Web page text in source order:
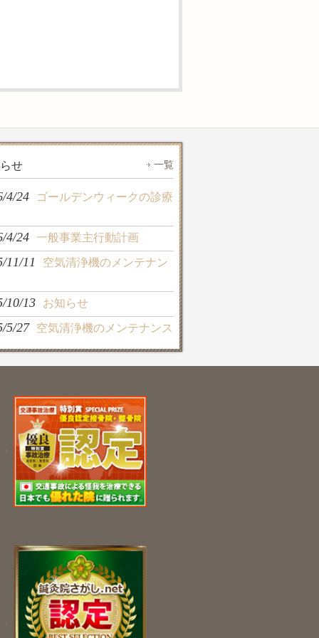
せ 一覧
4/24 ゴールデンウィークの診療
4/24 一般事業主行動計画
11/11 空気清浄機のメンテナン
10/13 お知らせ
5/27 空気清浄機のメンテナンス